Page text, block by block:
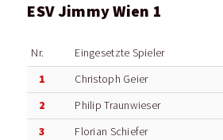
ESV Jimmy Wien 1
Nr. Eingesetzte Spieler
1 Christoph Geier
2 Philip Traunwieser
3 Florian Schiefer